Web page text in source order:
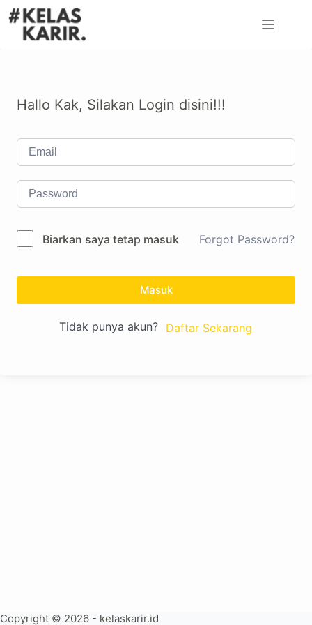
Hallo Kak, Silakan Login disini!!!
Biarkan saya tetap masuk Forgot Password?
Masuk
Tidak punya akun? Daftar Sekarang
Copyright © 2026 - kelaskarir.id